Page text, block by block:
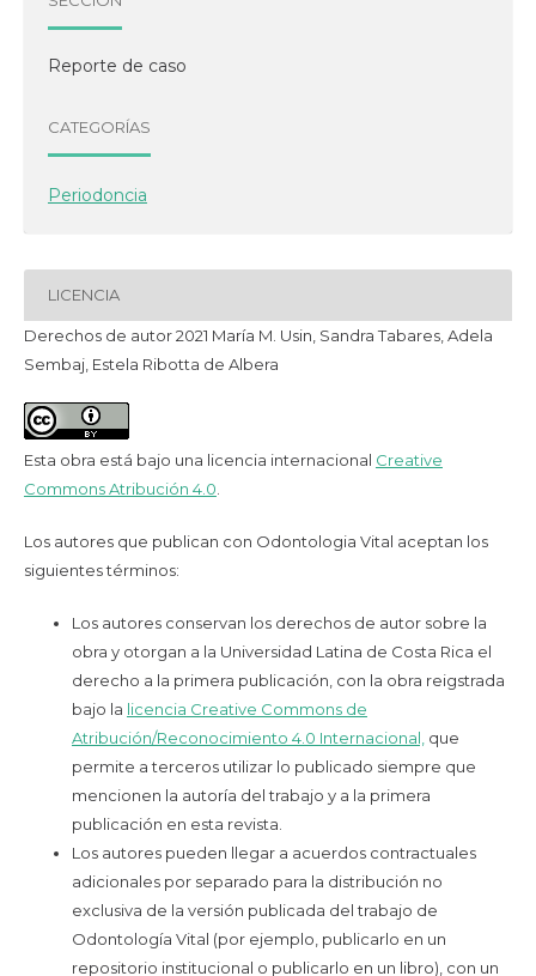
Reporte de caso
CATEGORÍAS
Periodoncia
LICENCIA
Derechos de autor 2021 María M. Usin, Sandra Tabares, Adela
Sembaj, Estela Ribotta de Albera
Esta obra está bajo una licencia internacional Creative
Commons Atribución 4.0
Los autores que publican con Odontologia Vital aceptan los
siguientes términos:
Los autores conservan los derechos de autor sobre la
obra y otorgan a la Universidad Latina de Costa Rica el
derecho a la primera publicación, con la obra reigstrada
bajo la licencia Creative Commons de
Atribución/Reconocimiento 4.0 Internacional, que
permite a terceros utilizar lo publicado siempre que
mencionen la autoría del trabajo y a la primera
publicación en esta revista.
Los autores pueden llegar a acuerdos contractuales
adicionales por separado para la distribución no
exclusiva de la versión publicada del trabajo de
Odontología Vital (por ejemplo, publicarlo en un
repositorio institucional o publicarlo en un libro), con un